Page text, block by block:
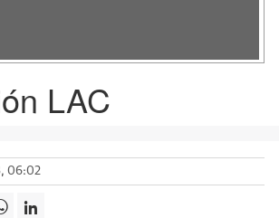
LAC
06:02